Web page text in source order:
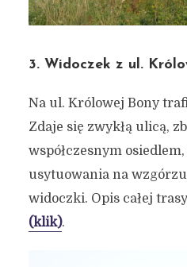
3. Widoczek z ul.
Na ul. Królowej Bony
Zdaje się zwykłą ulicą,
współczesnym
usytuowania na
widoczki. Opis całej
(klik).